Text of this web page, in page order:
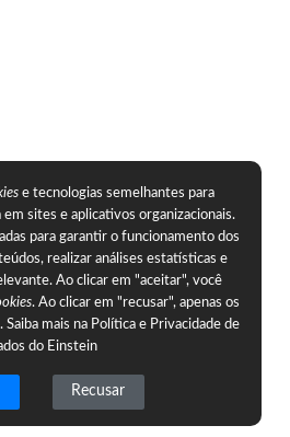
e tecnologias semelhantes para
sites e aplicativos organizacionais.
para garantir o funcionamento dos
realizar análises estatísticas e
Ao clicar em "aceitar", você
. Ao clicar em "recusar", apenas os
Saiba mais na Política e Privacidade de
do Einstein
Recusar